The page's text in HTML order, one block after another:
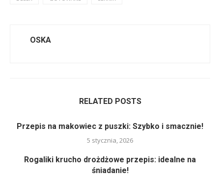
OSKA
RELATED POSTS
Przepis na makowiec z puszki: Szybko i smacznie!
5 stycznia, 2026
Rogaliki krucho drożdżowe przepis: idealne na
śniadanie!